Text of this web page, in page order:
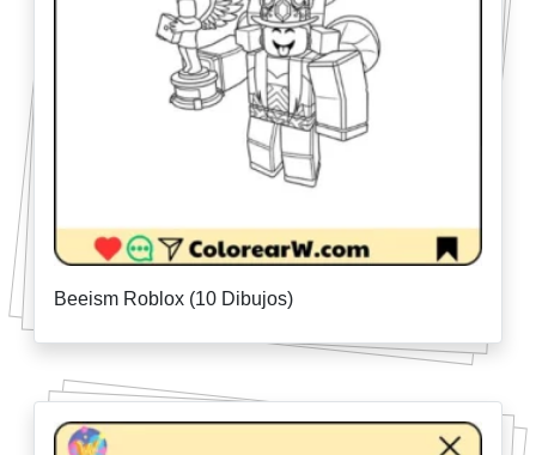
Beeism Roblox (10 Dibujos)